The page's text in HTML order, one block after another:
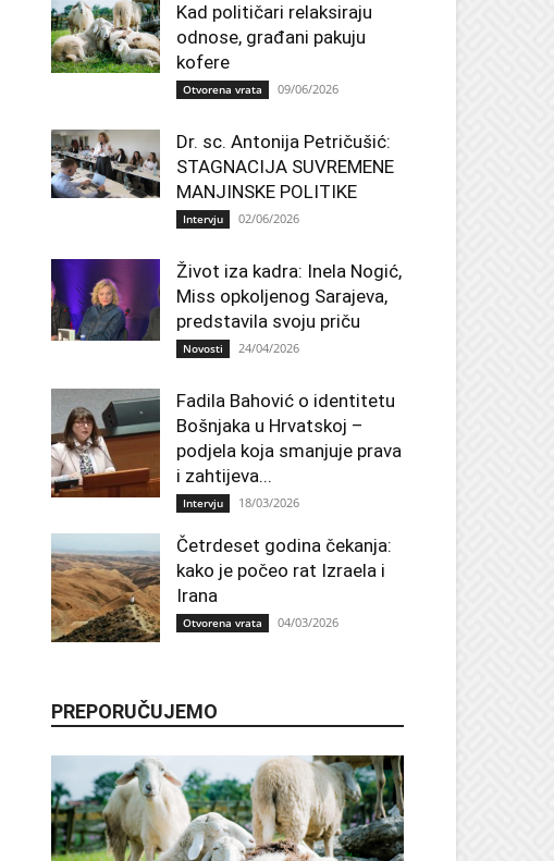
Kad političari relaksiraju
odnose, građani pakuju
kofere
Otvorena vrata 09/06/2026
Dr. sc. Antonija Petričušić:
STAGNACIJA SUVREMENE
MANJINSKE POLITIKE
Intervju 02/06/2026
Život iza kadra: Inela Nogić,
Miss opkoljenog Sarajeva,
predstavila svoju priču
Novosti 24/04/2026
Fadila Bahović o identitetu
Bošnjaka u Hrvatskoj –
podjela koja smanjuje prava
i zahtijeva...
Intervju 18/03/2026
Četrdeset godina čekanja:
kako je počeo rat Izraela i
Irana
Otvorena vrata 04/03/2026
PREPORUČUJEMO